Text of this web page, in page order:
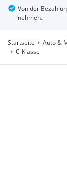
Von der
nehmen.
Startseite Auto &
C-Klasse